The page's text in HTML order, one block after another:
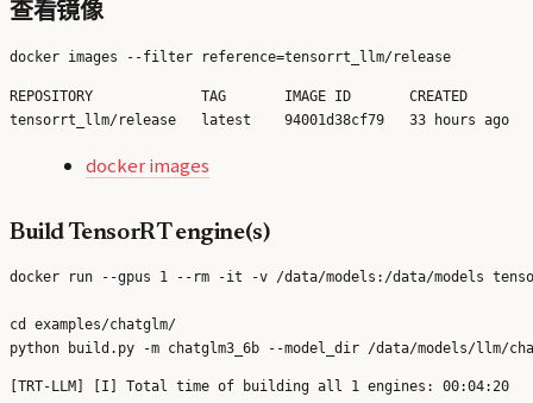
查看镜像
REPOSITORY             TAG       IMAGE ID       CREATED
docker images
Build TensorRT engine(s)
docker run --gpus 1 --rm -it -v /data/models:/data/models
cd examples/chatglm/